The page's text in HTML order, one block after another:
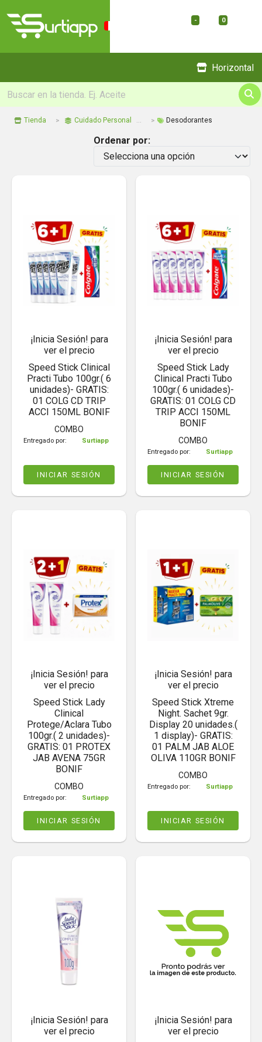
- 0
Horizontal
Tienda Cuidado Personal Desodorantes
Ordenar por:
¡Inicia Sesión! para
ver el precio
Speed Stick Clinical
Practi Tubo 100gr.( 6
unidades)- GRATIS:
01 COLG CD TRIP
ACCI 150ML BONIF
COMBO
Entregado por: Surtiapp
INICIAR SESIÓN
¡Inicia Sesión! para
ver el precio
Speed Stick Lady
Clinical Practi Tubo
100gr.( 6 unidades)-
GRATIS: 01 COLG CD
TRIP ACCI 150ML
BONIF
COMBO
Entregado por: Surtiapp
INICIAR SESIÓN
¡Inicia Sesión! para
ver el precio
Speed Stick Lady
Clinical
Protege/Aclara Tubo
100gr.( 2 unidades)-
GRATIS: 01 PROTEX
JAB AVENA 75GR
BONIF
COMBO
Entregado por: Surtiapp
INICIAR SESIÓN
¡Inicia Sesión! para
ver el precio
Speed Stick Xtreme
Night. Sachet 9gr.
Display 20 unidades.(
1 display)- GRATIS:
01 PALM JAB ALOE
OLIVA 110GR BONIF
COMBO
Entregado por: Surtiapp
INICIAR SESIÓN
¡Inicia Sesión! para
ver el precio
¡Inicia Sesión! para
ver el precio